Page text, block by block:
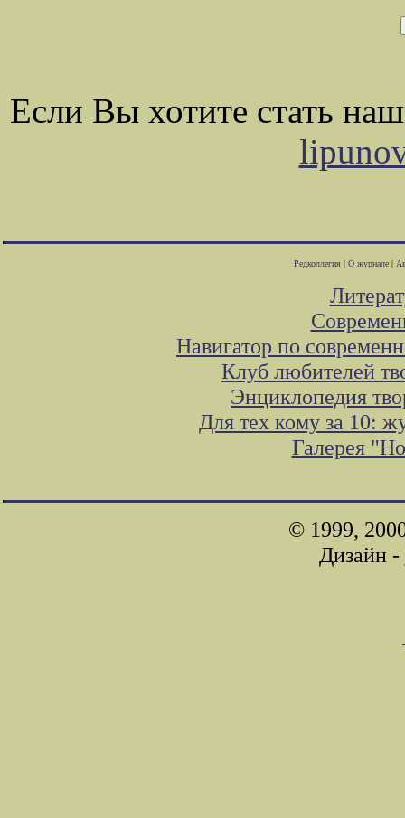
Если Вы хотите стать
Редколлегия| О журнале|
Навигатор по
Клуб любителей
Энциклопедия
Для тех кому за 10:
Галерея
© 1999,
Дизайн -